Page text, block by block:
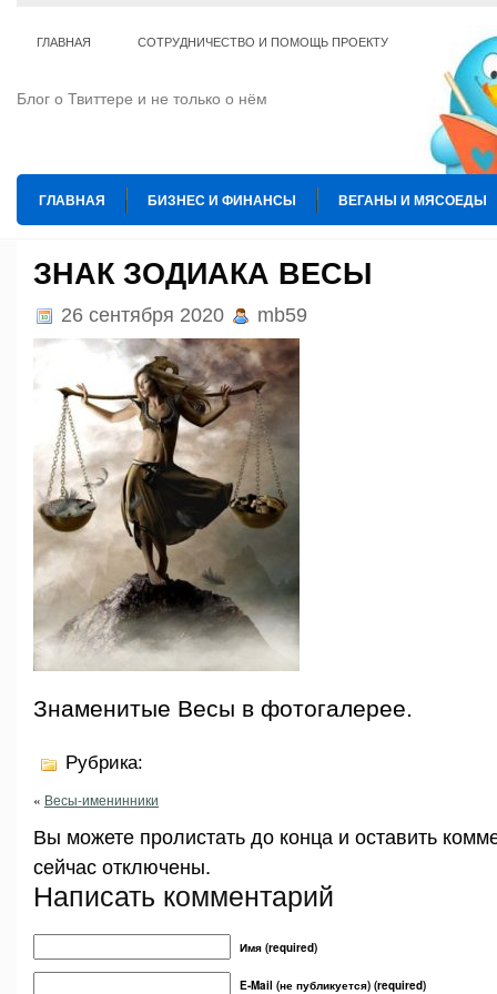
ГЛАВНАЯ СОТРУДНИЧЕСТВО И ПОМОЩЬ ПРОЕКТУ
Блог о Твиттере и не только о нём
ГЛАВНАЯ БИЗНЕС И ФИНАНСЫ ВЕГАНЫ И МЯСОЕДЫ
ЗНАК ЗОДИАКА ВЕСЫ
26 сентября 2020 mb59
Знаменитые Весы в фотогалерее.
Рубрика:
« Весы-именинники
Вы можете пролистать до конца и оставить
сейчас отключены.
Написать комментарий
Имя (required)
E-Mail (не публикуется) (required)